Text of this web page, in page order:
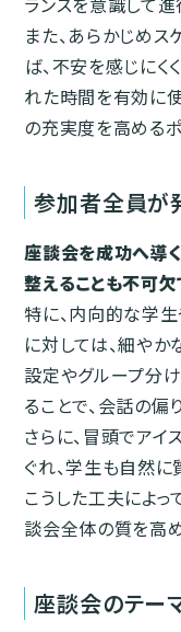
また、あらかじめ
ば、不安を感じにく
れた時間を有効に
の充実度を高めるポ
参加者全員が
座談会を成功へ導
整えることも不可欠
特に、内向的な学
に対しては、細や
設定やグループ分
ることで、会話の偏
さらに、冒頭でア
ぐれ、学生も自然に
こうした工夫によっ
談会全体の質を高
座談会のテー